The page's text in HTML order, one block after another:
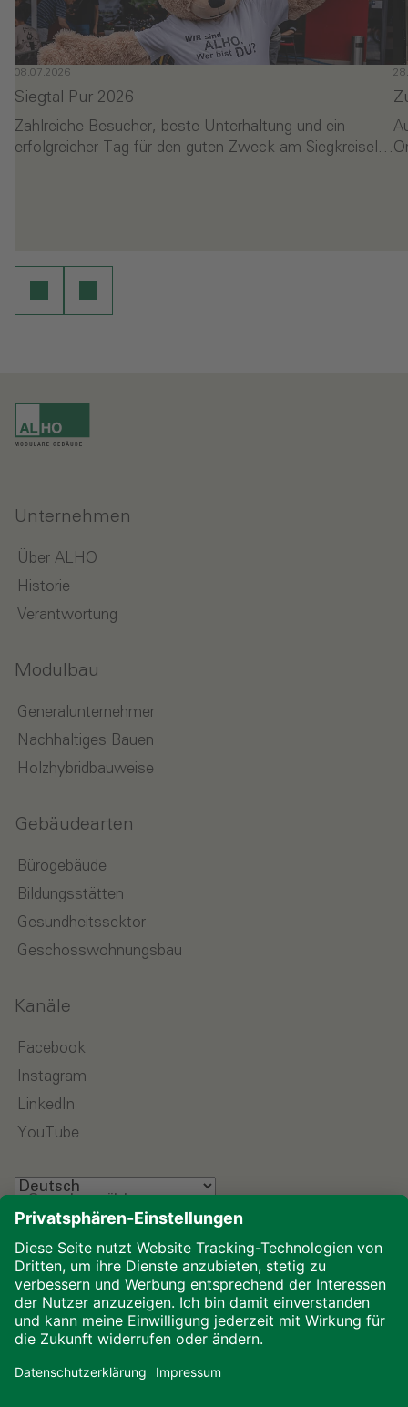
08.07.2026
Siegtal Pur 2026
Zahlreiche Besucher, beste Unterhaltung und ein
erfolgreicher Tag für den guten Zweck am Siegkreisel…
Unternehmen
Über ALHO
Historie
Verantwortung
Modulbau
Generalunternehmer
Nachhaltiges Bauen
Holzhybridbauweise
Gebäudearten
Bürogebäude
Bildungsstätten
Gesundheitssektor
Geschosswohnungsbau
Kanäle
Facebook
Instagram
LinkedIn
YouTube
Impressum
Datenschutz